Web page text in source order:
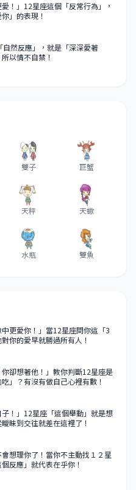
愛！」12星座這個「反常行為」，
」的表現！
自然反應」，就是「深深愛著
以情不自禁！
雙子 巨蟹
天秤 天蠍
水瓶 雙魚
中更愛你！」當12星座問你這「3
你的愛早就勝過所有人！
你卻想著他！」教你判斷12星座是
」？有沒有做自己心裡有數！
子！」12星座「這個舉動」就是想
昧到交往就差在這裡了！
想理你了！當你不主動找１２星
反應」就代表在乎你！